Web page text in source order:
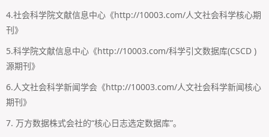
4.社会科学院文献信息中心《http://10003.com/人文社会科学核心期
刊》
5.科学院文献信息中心《http://10003.com/科学引文数据库(CSCD )
源期刊》
6.人文社会科学新闻学会《http://10003.com/人文社会科学新闻核心
期刊》
7. 万方数据株式会社的“核心日志选定数据库”。